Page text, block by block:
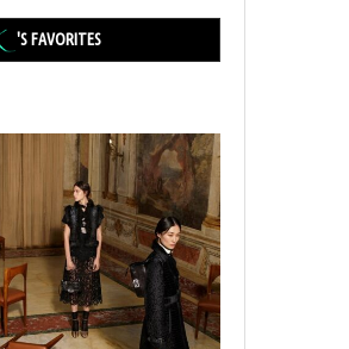
'S FAVORITES